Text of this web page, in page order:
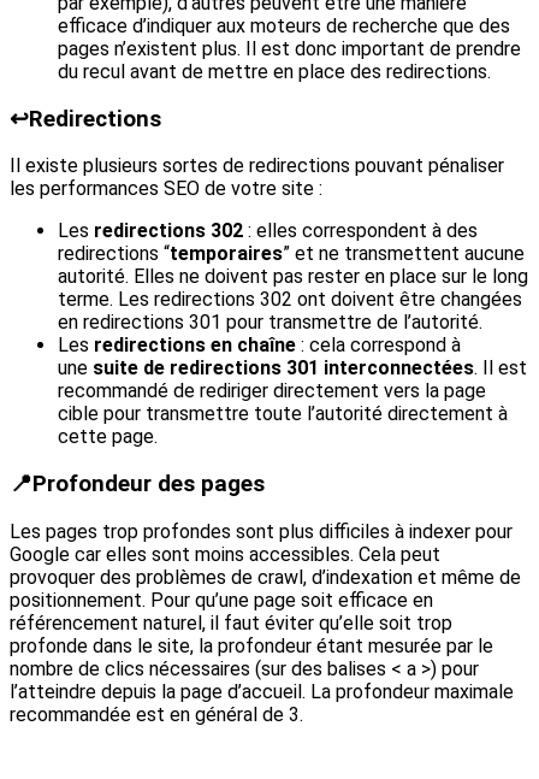
efficace d’indiquer aux moteurs de recherche que des
pages n’existent plus. Il est donc important de prendre
du recul avant de mettre en place des redirections.
↩️Redirections
Il existe plusieurs sortes de redirections pouvant pénaliser
les performances SEO de votre site :
Les redirections 302 : elles correspondent à des
redirections “temporaires” et ne transmettent aucune
autorité. Elles ne doivent pas rester en place sur le long
terme. Les redirections 302 ont doivent être changées
en redirections 301 pour transmettre de l’autorité.
Les redirections en chaîne : cela correspond à
une suite de redirections 301 interconnectées. Il est
recommandé de rediriger directement vers la page
cible pour transmettre toute l’autorité directement à
cette page.
📍Profondeur des pages
Les pages trop profondes sont plus difficiles à indexer pour
Google car elles sont moins accessibles. Cela peut
provoquer des problèmes de crawl, d’indexation et même de
positionnement. Pour qu’une page soit efficace en
référencement naturel, il faut éviter qu’elle soit trop
profonde dans le site, la profondeur étant mesurée par le
nombre de clics nécessaires (sur des balises < a >) pour
l’atteindre depuis la page d’accueil. La profondeur maximale
recommandée est en général de 3.